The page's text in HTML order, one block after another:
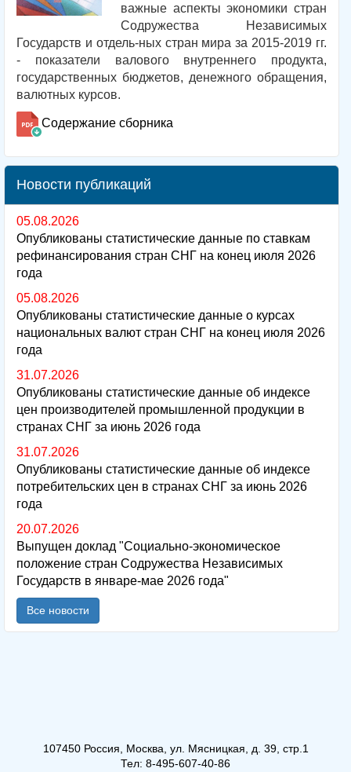
важные аспекты экономики стран
Содружества Независимых
Государств и отдель-ных стран мира за 2015-2019 гг.
- показатели валового внутреннего продукта,
государственных бюджетов, денежного обращения,
валютных курсов.
Содержание сборника
Новости публикаций
05.08.2026
Опубликованы статистические данные по ставкам
рефинансирования стран СНГ на конец июля 2026
года
05.08.2026
Опубликованы статистические данные о курсах
национальных валют стран СНГ на конец июля 2026
года
31.07.2026
Опубликованы статистические данные об индексе
цен производителей промышленной продукции в
странах СНГ за июнь 2026 года
31.07.2026
Опубликованы статистические данные об индексе
потребительских цен в странах СНГ за июнь 2026
года
20.07.2026
Выпущен доклад "Социально-экономическое
положение стран Содружества Независимых
Государств в январе-мае 2026 года"
Все новости
107450 Россия, Москва, ул. Мясницкая, д. 39, стр.1
Тел: 8-495-607-40-86